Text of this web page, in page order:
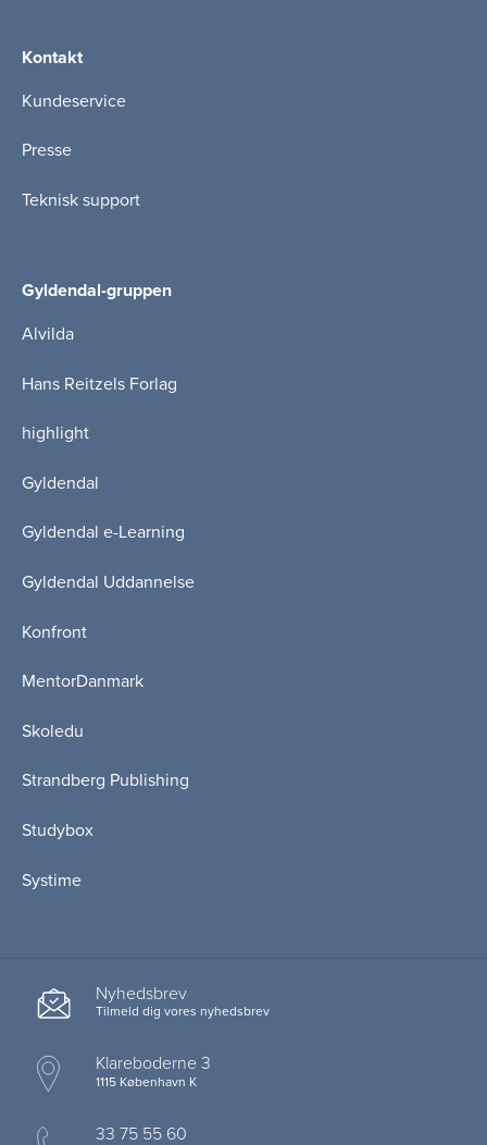
Kontakt
Kundeservice
Presse
Teknisk support
Gyldendal-gruppen
Alvilda
Hans Reitzels Forlag
highlight
Gyldendal
Gyldendal e-Learning
Gyldendal Uddannelse
Konfront
MentorDanmark
Skoledu
Strandberg Publishing
Studybox
Systime
Nyhedsbrev
Tilmeld dig vores nyhedsbrev
Klareboderne 3
1115 København K
33 75 55 60